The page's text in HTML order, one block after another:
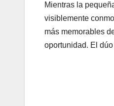
Mientras la
visiblemente
más memorables
oportunidad. El